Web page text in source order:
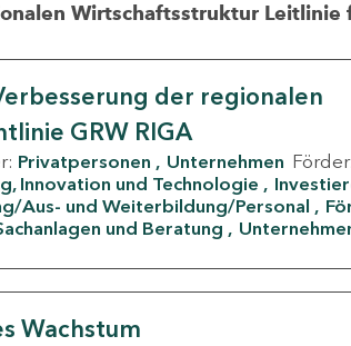
Wirtschaftsstruktur Leitlinie
der regionalen
GRW RIGA
Privatpersonen Unternehmen
Innovation und Technologie
Aus- und Weiterbildung/Personal
und Beratung
Wachstum